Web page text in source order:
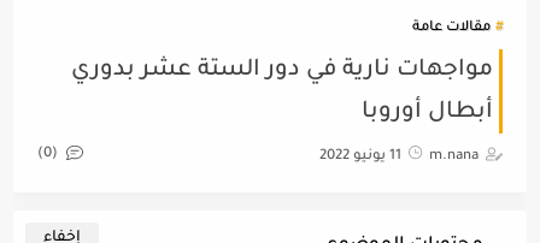
مقالات عامة
مواجهات نارية في دور الستة عشر بدوري
أبطال أوروبا
m.nana 11 يونيو 2022 (0)